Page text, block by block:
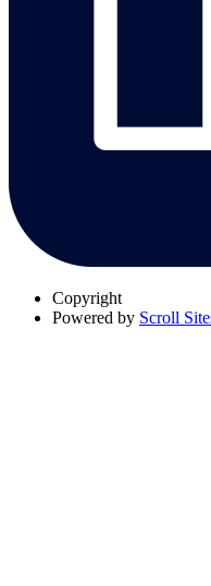
Copyright
Powered by Scroll